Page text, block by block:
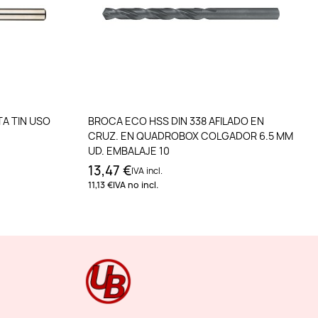
TIN USO
Añadir al carrito
BROCA ECO HSS DIN 338 AFILADO EN
CRUZ. EN QUADROBOX COLGADOR 6.5 MM
UD. EMBALAJE 10
13,47 €IVA incl.
11,13 €IVA no incl.